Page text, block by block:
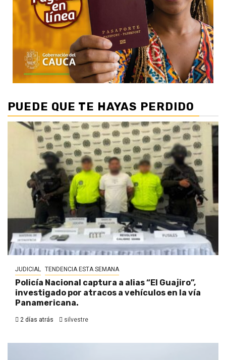
PUEDE QUE TE HAYAS PERDIDO
JUDICIAL TENDENCIA ESTA SEMANA
Policía Nacional captura a alias “El Guajiro”,
investigado por atracos a vehículos en la vía
Panamericana.
2 días atrás silvestre